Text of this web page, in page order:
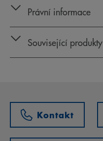
Právní informace
Související produkty
Kontakt